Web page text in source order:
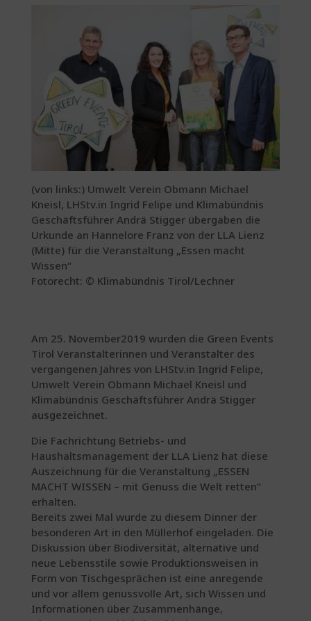
(von links:) Umwelt Verein Obmann Michael
Kneisl, LHStv.in Ingrid Felipe und Klimabündnis
Geschäftsführer Andrä Stigger übergaben die
Urkunde an Hannelore Franz von der LLA Lienz
(Mitte) für die Veranstaltung „Essen macht
Wissen“
Fotorecht: © Klimabündnis Tirol/Lechner
Am 25. November2019 wurden die Green Events
Tirol Veranstalterinnen und Veranstalter des
vergangenen Jahres von LHStv.in Ingrid Felipe,
Umwelt Verein Obmann Michael Kneisl und
Klimabündnis Geschäftsführer Andrä Stigger
ausgezeichnet.
Die Fachrichtung Betriebs- und
Haushaltsmanagement der LLA Lienz hat diese
Auszeichnung für die Veranstaltung „ESSEN
MACHT WISSEN – mit Genuss die Welt retten“
erhalten.
Bereits zwei Mal wurde zu diesem Dinner der
besonderen Art in den Müllerhof eingeladen. Die
Diskussion über Biodiversität, alternative und
neue Lebensstile sowie Produktionsweisen in
Form von Tischgesprächen ist eine anregende
und vor allem genussvolle Art, sich Wissen und
Informationen über Zusammenhänge,